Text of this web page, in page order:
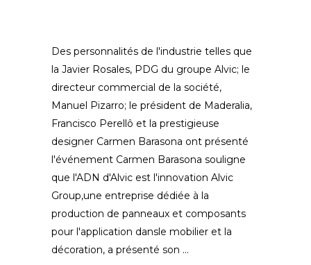
Des personnalités de l'industrie telles que
la Javier Rosales, PDG du groupe Alvic; le
directeur commercial de la société,
Manuel Pizarro; le président de Maderalia,
Francisco Perellô et la prestigieuse
designer Carmen Barasona ont présenté
l'événement Carmen Barasona souligne
que l'ADN d'Alvic est l'innovation Alvic
Group,une entreprise dédiée à la
production de panneaux et composants
pour l'application dansle mobilier et la
décoration, a présenté son